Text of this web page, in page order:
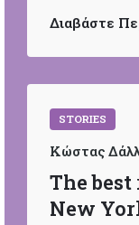
Διαβάστε
STORIES
Κώστας
The
New